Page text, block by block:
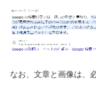
なお、文章と画像は、